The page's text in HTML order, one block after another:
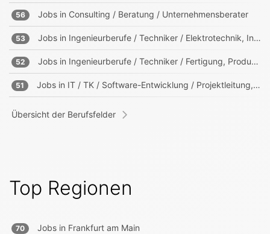
56 Jobs in Consulting / Beratung / Unternehmensberater
53 Jobs in Ingenieurberufe / Techniker / Elektrotechnik, Informationstechnik, Mechatronik
52 Jobs in Ingenieurberufe / Techniker / Fertigung, Produktion
51 Jobs in IT / TK / Software-Entwicklung / Projektleitung, -management
Übersicht der Berufsfelder
Top Regionen
70 Jobs in Frankfurt am Main